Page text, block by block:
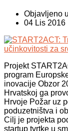
Objavljeno u
04 Lis 2016
Projekt
program
inovacije Obzor
Hrvatskoj ga
Hrvoje Požar uz
poduzetništva i
Cilj je projekta
startup tvrtke u